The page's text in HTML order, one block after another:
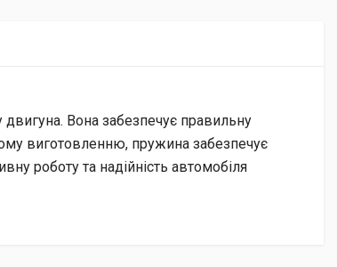
Вона забезпечує правильну
виготовленню, пружина забезпечує
роботу та надійність автомобіля